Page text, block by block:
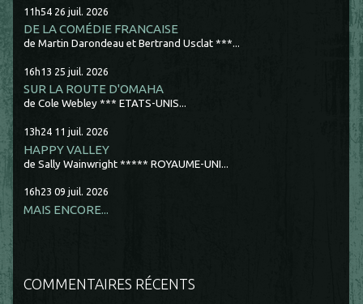
11h54 26 juil. 2026
DE LA COMÉDIE FRANCAISE
de Martin Darondeau et Bertrand Usclat ***...
16h13 25 juil. 2026
SUR LA ROUTE D'OMAHA
de Cole Webley *** ETATS-UNIS...
13h24 11 juil. 2026
HAPPY VALLEY
de Sally Wainwright ***** ROYAUME-UNI...
16h23 09 juil. 2026
MAIS ENCORE...
COMMENTAIRES RÉCENTS